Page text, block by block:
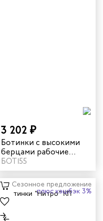
3 202 ₽
Ботинки с высокими
берцами рабочие
летние/демисезонные
"Комфорт" цвет
черный
БОТ155
Сезонное предложение
плюс кэшбэк 3%